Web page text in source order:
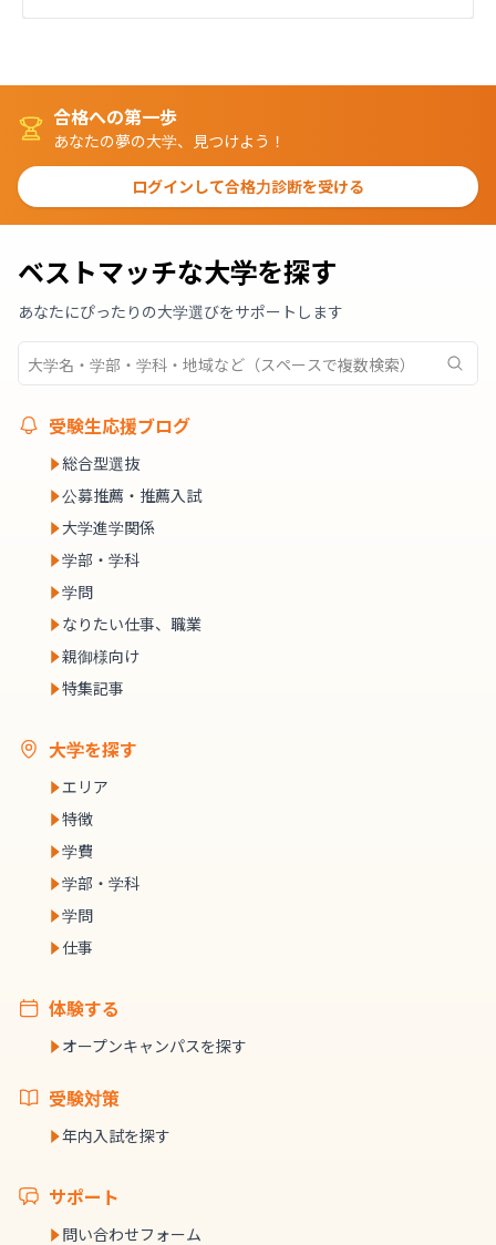
合格への第一歩
あなたの夢の大学、見つけよう！
ログインして合格力診断を受ける
ベストマッチな大学を探す
あなたにぴったりの大学選びをサポートします
受験生応援ブログ
総合型選抜
公募推薦・推薦入試
大学進学関係
学部・学科
学問
なりたい仕事、職業
親御様向け
特集記事
大学を探す
エリア
特徴
学費
学部・学科
学問
仕事
体験する
オープンキャンパスを探す
受験対策
年内入試を探す
サポート
問い合わせフォーム